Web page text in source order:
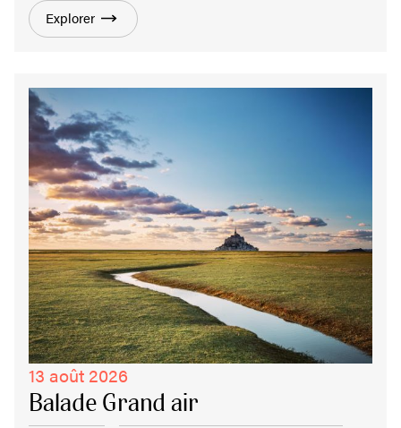
Explorer
13 août 2026
Balade Grand air